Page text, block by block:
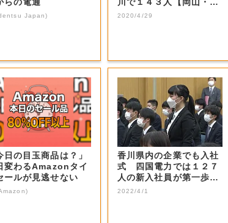
Japan)
川】
2020/4/29
日の目玉商品は？」
変わるAmazonタイ
ールが見逃せない
香川県内の企業でも入社
式 四国電力では１２７
人の新入社員が第一歩踏
み出す【香川・...
2022/4/1